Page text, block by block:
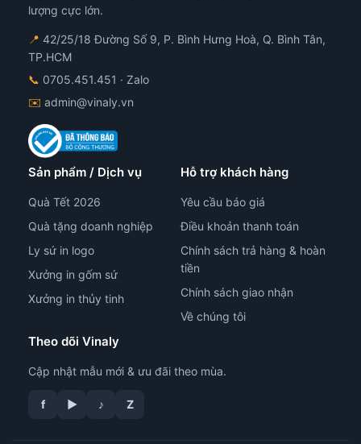
lượng cực lớn.
📍 42/25/18 Đường Số 9, P. Bình Hưng Hoà, Q. Bình Tân,
TP.HCM
📞 0705.451.451 · Zalo
✉️ admin@vinaly.vn
Sản phẩm / Dịch vụ
Quà Tết 2026
Quà tặng doanh nghiệp
Ly sứ in logo
Xưởng in gốm sứ
Xưởng in thủy tinh
Hỗ trợ khách hàng
Yêu cầu báo giá
Điều khoản thanh toán
Chính sách trả hàng & hoàn
tiền
Chính sách giao nhận
Về chúng tôi
Theo dõi Vinaly
Cập nhật mẫu mới & ưu đãi theo mùa.
f ▶ ♪ Z